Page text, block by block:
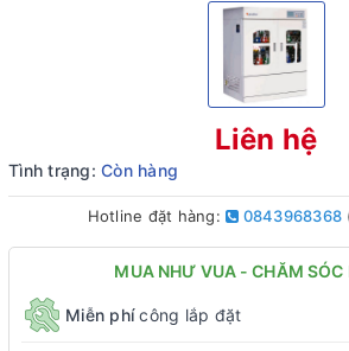
Liên hệ
Tình trạng: Còn hàng
Hotline đặt hàng: 0843968368
MUA NHƯ VUA - CHĂM SÓC
Miễn phícông lắp đặt